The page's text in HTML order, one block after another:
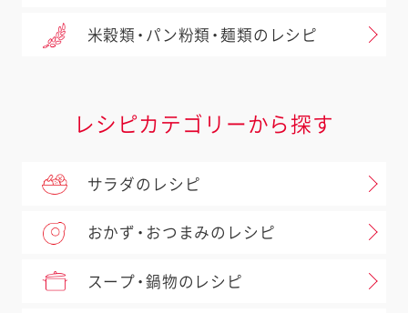
米穀類・パン粉類・麺類のレシピ
レシピカテゴリーから探す
サラダのレシピ
おかず・おつまみのレシピ
スープ・鍋物のレシピ